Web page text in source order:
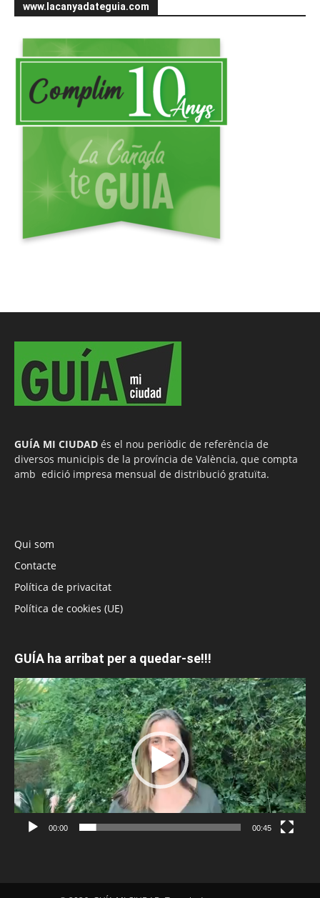
www.lacanyadateguia.com
GUÍA MI CIUDAD és el nou periòdic de referència de
diversos municipis de la província de València, que compta
amb edició impresa mensual de distribució gratuïta.
Qui som
Contacte
Política de privacitat
Política de cookies (UE)
GUÍA ha arribat per a quedar-se!!!
Reproductor
de
vídeo
00:00 00:45